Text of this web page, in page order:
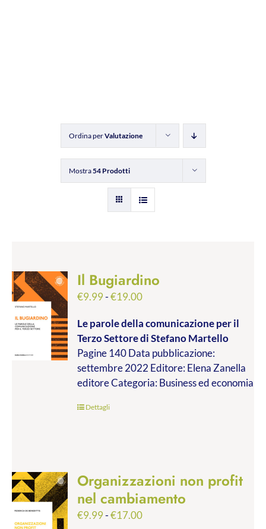
Ordina perValutazione
Mostra54 Prodotti
Il Bugiardino
€9.99-€19.00Fascia
prezzo:
da
€9.99
a
€19.00
Le parole della comunicazione per il
Terzo Settoredi Stefano Martello
Pagine 140 Data pubblicazione:
settembre 2022 Editore: Elena Zanella
editore Categoria: Business ed economia
Dettagli
Organizzazioni non profit
nel cambiamento
€9.99-€17.00Fascia